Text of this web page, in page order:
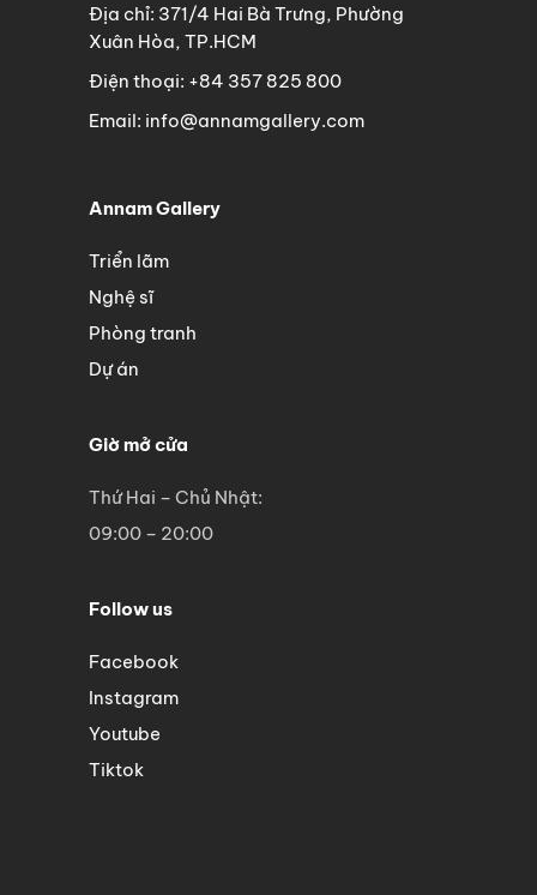
Địa chỉ: 371/4 Hai Bà Trưng, Phường
Xuân Hòa, TP.HCM
Điện thoại: +84 357 825 800
Email: info@annamgallery.com
Annam Gallery
Triển lãm
Nghệ sĩ
Phòng tranh
Dự án
Giờ mở cửa
Thứ Hai – Chủ Nhật:
09:00 – 20:00
Follow us
Facebook
Instagram
Youtube
Tiktok